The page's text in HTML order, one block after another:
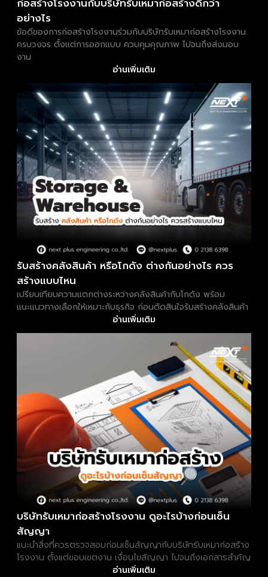
อย่างไร
ข้อดีของการก่อสร้างโรงงานร่วมกับบริษัทรับเหมาก่อสร้างโรงงาน
ครบวงจร ตั้งแต่การออกแบบ ควบคุมคุณภาพ ไปจนถึงส่งมอบ
งาน
อ่านเพิ่มเติม
รับสร้างคลังสินค้า หรือโกดัง ต่างกันอย่างไร ควร
สร้างแบบไหน
เปรียบเทียบความแตกต่างระหว่างคลังสินค้ากับโกดัง พร้อม
แนะแนวทางเลือกให้เหมาะกับธุรกิจ ก่อนตัดสินใจรับสร้างคลังสินค้า
อ่านเพิ่มเติม
บริษัทรับเหมาก่อสร้างโรงงาน ดูอะไรบ้างก่อนเซ็น
สัญญา
แนะนำสิ่งที่ควรตรวจสอบก่อนเซ็นสัญญากับบริษัทรับเหมาก่อสร้าง
โรงงาน ตั้งแต่ขอบเขตงาน เงื่อนไขสัญญา ไปจนถึงเอกสารสำคัญ
อ่านเพิ่มเติม